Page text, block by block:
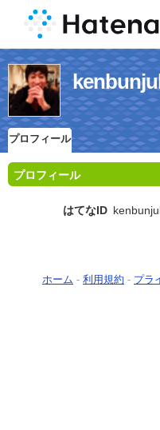
プロフィール
プロフィール
はてなID
ホーム - 利用規約 - プラ